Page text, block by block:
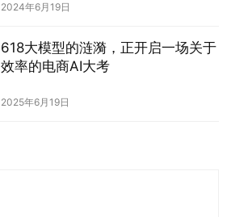
2024年6月19日
618大模型的涟漪，正开启一场关于
效率的电商AI大考
2025年6月19日